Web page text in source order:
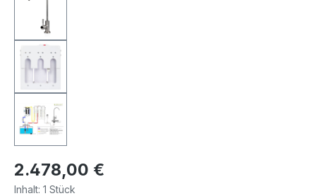
Regulärer Preis:
2.478,00 €
Inhalt: 1 Stück